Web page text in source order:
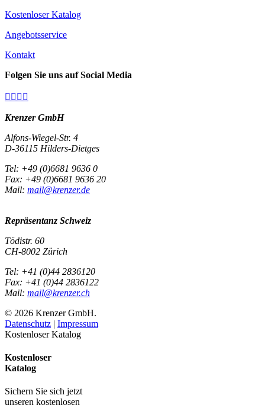
Kostenloser Katalog
Angebotsservice
Kontakt
Folgen Sie uns auf Social Media
   
Krenzer GmbH
Alfons-Wiegel-Str. 4
D-36115 Hilders-Dietges
Tel: +49 (0)6681 9636 0
Fax: +49 (0)6681 9636 20
Mail: mail@krenzer.de
Repräsentanz Schweiz
Tödistr. 60
CH-8002 Zürich
Tel: +41 (0)44 2836120
Fax: +41 (0)44 2836122
Mail: mail@krenzer.ch
© 2026 Krenzer GmbH.
Datenschutz | Impressum
Kostenloser Katalog
Kostenloser
Katalog
Sichern Sie sich jetzt
unseren kostenlosen